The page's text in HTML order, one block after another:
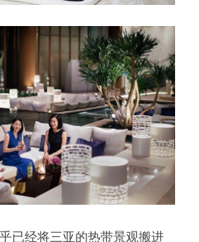
已经将三亚的热带景观搬进